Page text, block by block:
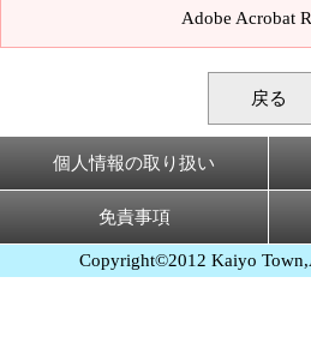
Adobe Acrobat
戻る
個人情報の取り扱い
免責事項
Copyright©2012 Kaiyo